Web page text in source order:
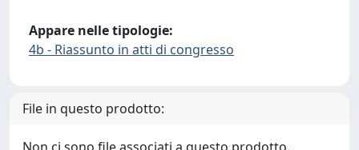
Appare nelle tipologie:
4b - Riassunto in atti di congresso
File in questo prodotto: